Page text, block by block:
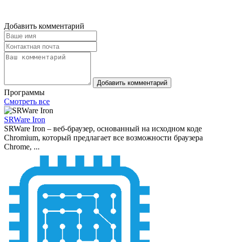
Добавить комментарий
Добавить комментарий
Программы
Смотреть все
SRWare Iron
SRWare Iron – веб-браузер, основанный на исходном коде
Chromium, который предлагает все возможности браузера
Chrome, ...